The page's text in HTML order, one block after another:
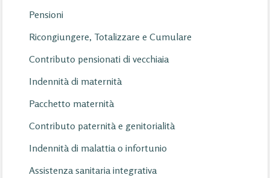
Pensioni
Ricongiungere, Totalizzare e Cumulare
Contributo pensionati di vecchiaia
Indennità di maternità
Pacchetto maternità
Contributo paternità e genitorialità
Indennità di malattia o infortunio
Assistenza sanitaria integrativa